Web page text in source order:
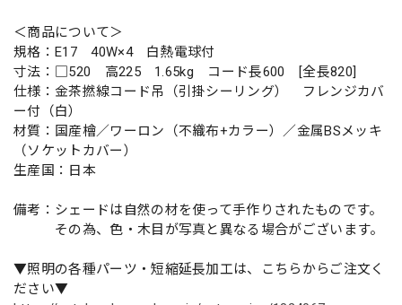
＜商品について＞
規格：E17 40W×4 白熱電球付
寸法：□520 高225 1.65kg コード長600 [全長820]
仕様：金茶撚線コード吊（引掛シーリング） フレンジカバ
ー付（白）
材質：国産檜／ワーロン（不織布+カラー）／金属BSメッキ
（ソケットカバー）
生産国：日本
備考：シェードは自然の材を使って手作りされたものです。
その為、色・木目が写真と異なる場合がございます。
▼照明の各種パーツ・短縮延長加工は、こちらからご注文く
ださい▼